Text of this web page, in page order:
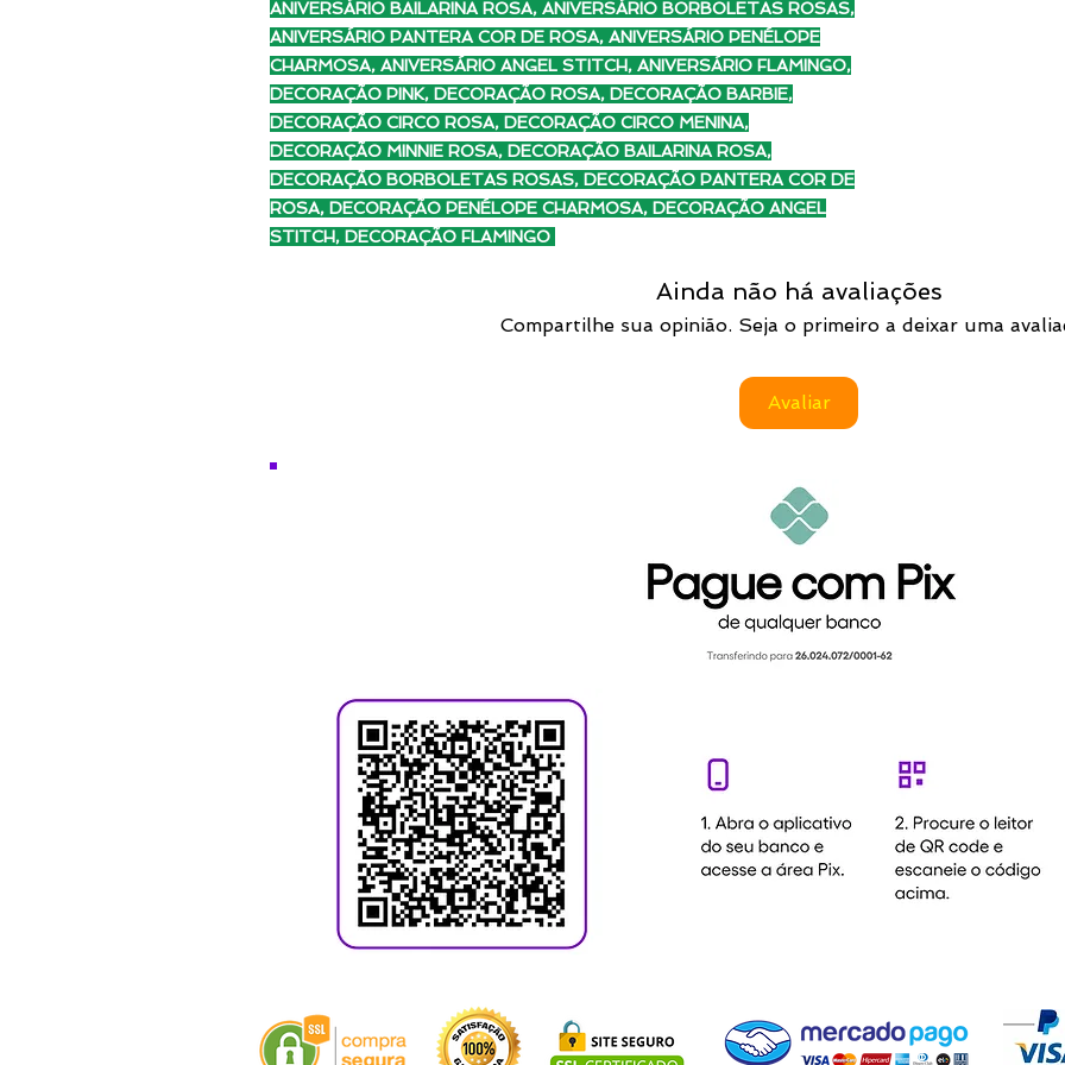
ANIVERSÁRIO BAILARINA ROSA, ANIVERSÁRIO BORBOLETAS ROSAS,
ANIVERSÁRIO PANTERA COR DE ROSA, ANIVERSÁRIO PENÉLOPE
CHARMOSA, ANIVERSÁRIO ANGEL STITCH, ANIVERSÁRIO FLAMINGO,
DECORAÇÃO PINK, DECORAÇÃO ROSA, DECORAÇÃO BARBIE,
DECORAÇÃO CIRCO ROSA, DECORAÇÃO CIRCO MENINA,
DECORAÇÃO MINNIE ROSA, DECORAÇÃO BAILARINA ROSA,
DECORAÇÃO BORBOLETAS ROSAS, DECORAÇÃO PANTERA COR DE
ROSA, DECORAÇÃO PENÉLOPE CHARMOSA, DECORAÇÃO ANGEL
STITCH, DECORAÇÃO FLAMINGO
Ainda não há avaliações
Compartilhe sua opinião. Seja o primeiro a deixar uma
Avaliar